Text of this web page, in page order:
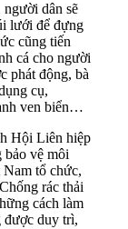
dân sẽ
lưới để đựng
cũng tiến
cá cho người
phát động, bà
cụ,
ven biển…
Hội Liên hiệp
bảo vệ môi
tổ chức,
rác thải
cách làm
được duy trì,